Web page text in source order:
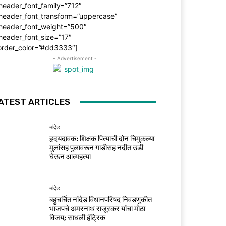
- Advertisement -
ARTICLES
नांदेड
हृदयदावक: शिक्षक पित्याची दोन चिमुकल्या
मुलांसह पुलावरून गाडीसह नदीत उडी
घेऊन आत्महत्या
नांदेड
बहुचर्चित नांदेड विधानपरिषद निवडणुकीत
भाजपचे अमरनाथ राजूरकर यांचा मोठा
विजय; साधली हॅट्रिक